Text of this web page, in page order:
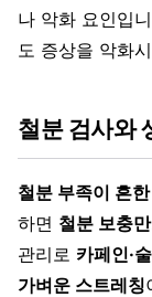
나 악화 요인입
도 증상을 악화
철분 검사와
철분 부족이 흔
하면 철분 보충
관리로 카페인·
가벼운 스트레칭